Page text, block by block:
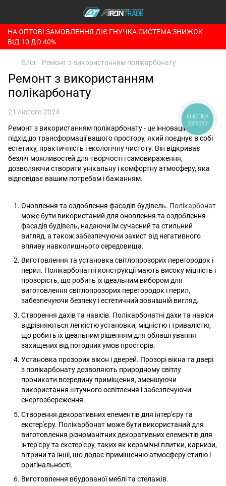
НА ОПТОВІ ЗАМОВЛЕННЯ ДІЄ ГНУЧКА СИСТЕМА ЗНИЖОК
ВІД 10 ДО 40%
Блог Ремонт з використанням полікарбонату
Ремонт з використанням
полікарбонату
21 лютого 2024
Ремонт з використанням полікарбонату - це інноваційний
підхід до трансформації вашого простору, який поєднує в собі
естетику, практичність і екологічну чистоту. Він відкриває
безліч можливостей для творчості і самовираження,
дозволяючи створити унікальну і комфортну атмосферу, яка
відповідає вашим потребам і бажанням.
Оновлення та оздоблення фасадів будівель. Полікарбонат
може бути використаний для оновлення та оздоблення
фасадів будівель, надаючи їм сучасний та стильний
вигляд, а також забезпечуючи захист від негативного
впливу навколишнього середовища.
Виготовлення та установка світлопрозорих перегородок і
перил. Полікарбонатні конструкції мають високу міцність і
прозорість, що робить їх ідеальним вибором для
виготовлення світлопрозорих перегородок і перил,
забезпечуючи безпеку і естетичний зовнішній вигляд.
Створення дахів та навісів. Полікарбонатні дахи та навіси
відрізняються легкістю установки, міцністю і тривалістю,
що робить їх ідеальним рішенням для облаштування
захищених від погодних умов просторів.
Установка прозорих вікон і дверей. Прозорі вікна та двері
з полікарбонату дозволяють природному світлу
проникати всередину приміщення, зменшуючи
використання штучного освітлення і забезпечуючи
енергозбереження.
Створення декоративних елементів для інтер'єру та
екстер'єру. Полікарбонат може бути використаний для
виготовлення різноманітних декоративних елементів для
інтер'єру та екстер'єру, таких як керамічні плитки, карнизи,
вітрини та інші, що додає приміщенню атмосферу стилю і
оригінальності.
Виготовлення вбудованої меблі та стелажів.
КНОПКА
ЗВ'ЯЗКУ